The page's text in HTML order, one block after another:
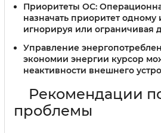
Приоритеты ОС:
назначать приоритет одному
игнорируя или ограничивая
Управление
экономии энергии курсор
неактивности внешнего
Рекомендации
проблемы